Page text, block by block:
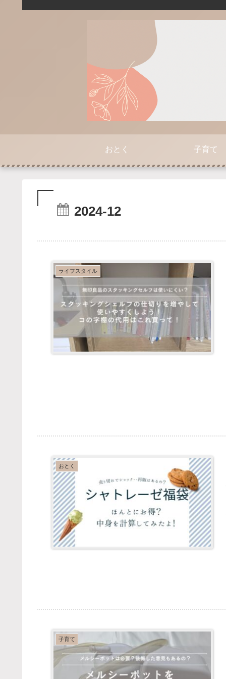
おとく 子育て
2024-12
ライフスタイル
おとく
子育て